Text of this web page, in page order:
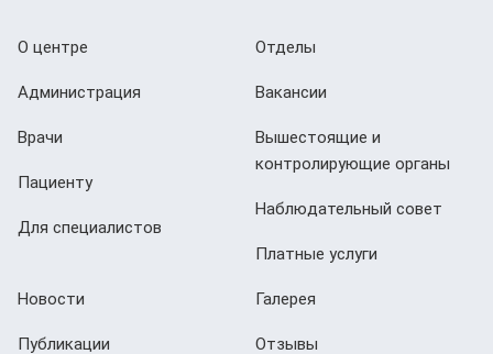
О центре
Администрация
Врачи
Пациенту
Для специалистов
Отделы
Вакансии
Вышестоящие и
контролирующие органы
Наблюдательный совет
Платные услуги
Новости
Публикации
Галерея
Отзывы